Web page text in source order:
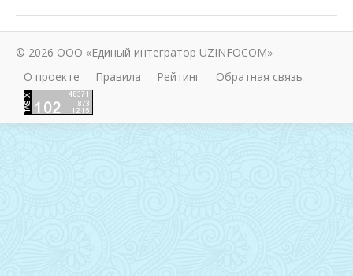
© 2026 ООО «Единый интегратор UZINFOCOM»
О проекте
Правила Рейтинг Обратная связь